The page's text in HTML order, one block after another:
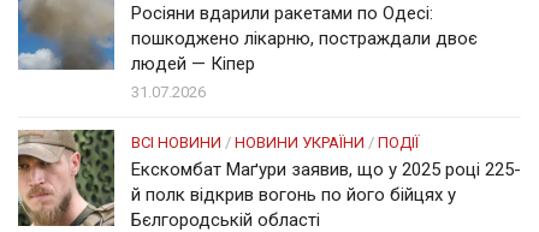
Росіяни вдарили ракетами по Одесі:
пошкоджено лікарню, постраждали двоє
людей — Кіпер
31.07.2026
ВСІ НОВИНИ / НОВИНИ УКРАЇНИ / ПОДІЇ
Екскомбат Маґури заявив, що у 2025 році 225-
й полк відкрив вогонь по його бійцях у
Бєлгородській області